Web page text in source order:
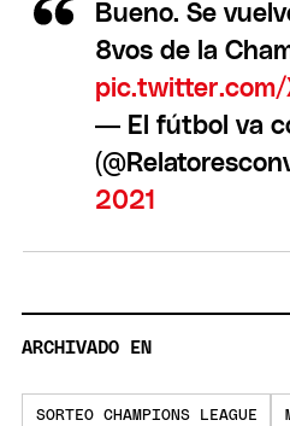
Bueno. Se
8vos de la
— El fútbol va
2021
ARCHIVADO EN
SORTEO CHAMPIONS LEAGUE